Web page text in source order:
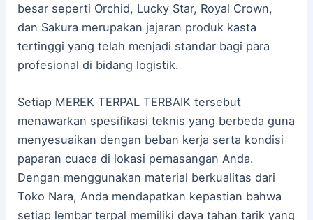
besar seperti Orchid, Lucky Star, Royal Crown,
dan Sakura merupakan jajaran produk kasta
tertinggi yang telah menjadi standar bagi para
profesional di bidang logistik.
Setiap MEREK TERPAL TERBAIK tersebut
menawarkan spesifikasi teknis yang berbeda guna
menyesuaikan dengan beban kerja serta kondisi
paparan cuaca di lokasi pemasangan Anda.
Dengan menggunakan material berkualitas dari
Toko Nara, Anda mendapatkan kepastian bahwa
setiap lembar terpal memiliki daya tahan tarik yang